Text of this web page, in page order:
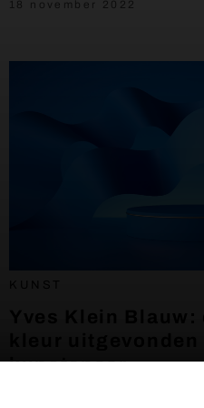
18 november 2022
kunstenaar